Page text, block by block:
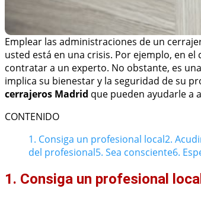
Emplear las administraciones de un
usted está en una crisis. Por ejemplo, en
contratar a un experto. No obstante, es
implica su bienestar y la seguridad de su
cerrajeros Madrid que pueden ayudarle a
CONTENIDO
1. Consiga un profesional local2.
del profesional5. Sea consciente6.
1. Consiga un profesional